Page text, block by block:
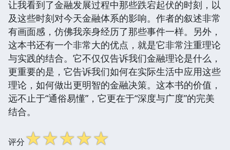
让我看到了金融发展过程中那些跌宕起伏的时刻，以
及这些时刻对今天金融体系的影响。作者的叙述非常
有画面感，仿佛我亲身经历了那些事件一样。另外，
这本书还有一个非常大的优点，就是它非常注重理论
与实践的结合。它不仅仅告诉我们金融理论是什么，
更重要的是，它告诉我们如何在实际生活中应用这些
理论，如何做出更明智的金融决策。这本书的价值，
远不止于“通俗易懂”，它更在于“深度与广度”的完美
结合。
评分☆☆☆☆☆